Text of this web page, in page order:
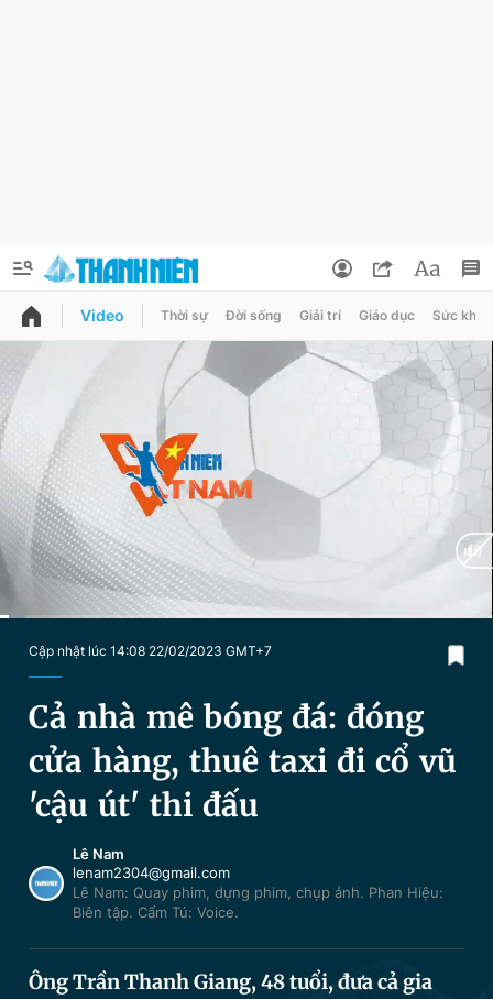
QUẢNG CÁO
Chuyên mục
Chuyên mục khác
Chào ngày mới
Video Magazine
Sản phẩm khác
Tiện ích
Thông tin tòa soạn Liên hệ quảng cáo
Thông tin tài khoản
Đổi mật khẩu
Tin đã lưu
Tin đã xem
Đăng xuất
Video Thời sự Đời sống Giải trí Giáo dục Sức khỏe
Cập nhật lúc 14:08 22/02/2023 GMT+7
Cả nhà mê bóng đá: đóng
cửa hàng, thuê taxi đi cổ vũ
'cậu út' thi đấu
Lê Nam
lenam2304@gmail.com
Lê Nam: Quay phim, dựng phim, chụp ảnh. Phan Hiệu:
Biên tập. Cẩm Tú: Voice.
Ông Trần Thanh Giang, 48 tuổi, đưa cả gia